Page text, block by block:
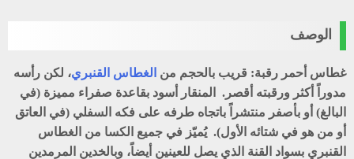
الوصف
غطاس أحمر رقبة: قريب بالحجم من الغطاس القنبري، لكن رأسه
مدوراً أكثر ورقبته أقصر. المنقار أسود بقاعدة صفراء مميزة (في
البالغ) أو بأصفر منتشراً باتجاه طرفه على فكه السفلي (في العاتق
أو من هو في شتائه الأول). يُميّز في جميع الكسا من الغطاس
القنبري بسواد القنة الذي يصل للعينين أيضاً، وبالخدين المرمدين